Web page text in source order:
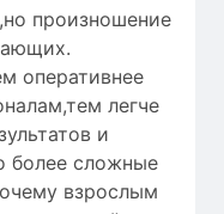
произношение
оперативнее
легче
и
более сложные
взрослым